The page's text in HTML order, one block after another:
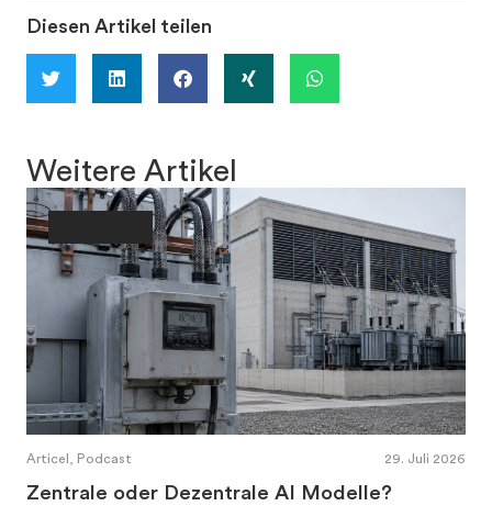
Diesen Artikel teilen
Weitere Artikel
Articel, Podcast 29. Juli 2026
Zentrale oder Dezentrale AI Modelle?